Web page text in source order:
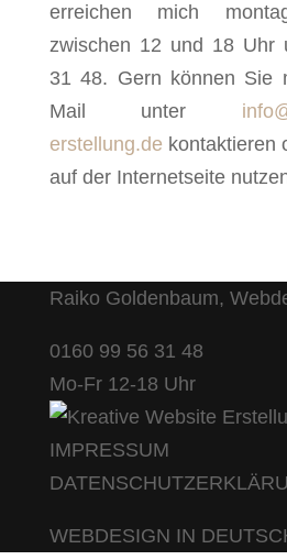
erreichen mich
zwischen 12 und 18 Uhr
31 48. Gern können Sie
Mail unter
erstellung.de kontaktieren
auf der Internetseite
Raiko Goldenbaum,
0160 99 56 31 48
Mo-Fr 12-18 Uhr
IMPRESSUM
WEBDESIGN IN